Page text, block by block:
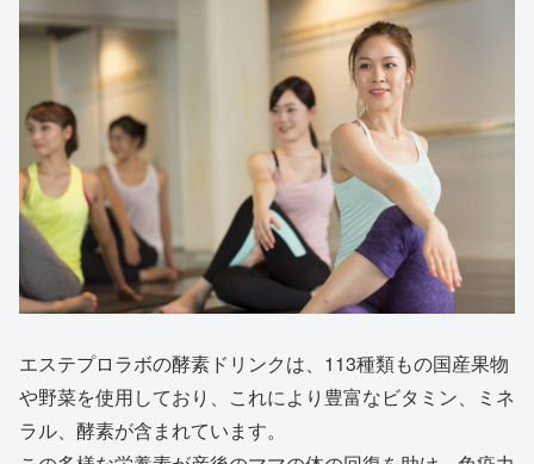
エステプロラボの酵素ドリンクは、113種類もの国産果物
や野菜を使用しており、これにより豊富なビタミン、ミネ
ラル、酵素が含まれています。